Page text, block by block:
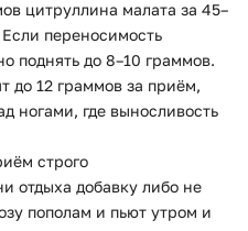
цитруллина малата за 45–
переносимость
поднять до 8–10 граммов.
до 12 граммов за приём,
ногами, где выносливость
строго
отдыха добавку либо не
пополам и пьют утром и